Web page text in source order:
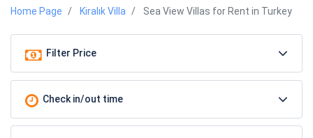
Home Page Kiralık Villa Sea View Villas for Rent in Turkey
Filter Price
Check in/out time